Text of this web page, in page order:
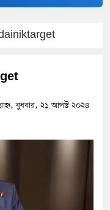
বুধবার, ২১ আগস্ট ২০২৪